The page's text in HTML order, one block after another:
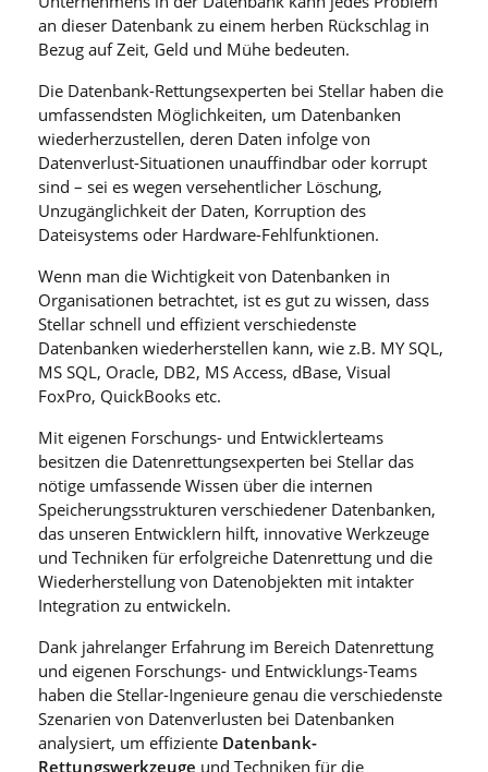
an dieser Datenbank zu einem herben Rückschlag in
Bezug auf Zeit, Geld und Mühe bedeuten.
Die Datenbank-Rettungsexperten bei Stellar haben die
umfassendsten Möglichkeiten, um Datenbanken
wiederherzustellen, deren Daten infolge von
Datenverlust-Situationen unauffindbar oder korrupt
sind – sei es wegen versehentlicher Löschung,
Unzugänglichkeit der Daten, Korruption des
Dateisystems oder Hardware-Fehlfunktionen.
Wenn man die Wichtigkeit von Datenbanken in
Organisationen betrachtet, ist es gut zu wissen, dass
Stellar schnell und effizient verschiedenste
Datenbanken wiederherstellen kann, wie z.B. MY SQL,
MS SQL, Oracle, DB2, MS Access, dBase, Visual
FoxPro, QuickBooks etc.
Mit eigenen Forschungs- und Entwicklerteams
besitzen die Datenrettungsexperten bei Stellar das
nötige umfassende Wissen über die internen
Speicherungsstrukturen verschiedener Datenbanken,
das unseren Entwicklern hilft, innovative Werkzeuge
und Techniken für erfolgreiche Datenrettung und die
Wiederherstellung von Datenobjekten mit intakter
Integration zu entwickeln.
Dank jahrelanger Erfahrung im Bereich Datenrettung
und eigenen Forschungs- und Entwicklungs-Teams
haben die Stellar-Ingenieure genau die verschiedenste
Szenarien von Datenverlusten bei Datenbanken
analysiert, um effiziente Datenbank-
Rettungswerkzeuge und Techniken für die